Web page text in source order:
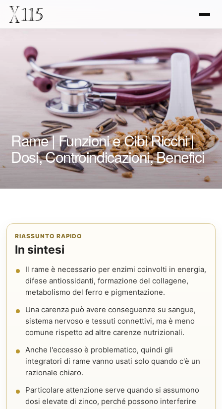
Rame | Funzioni e Cibi Ricchi |
Dosi, Controindicazioni, Benefici
RIASSUNTO RAPIDO
In sintesi
Il rame è necessario per enzimi coinvolti in energia,
difese antiossidanti, formazione del collagene,
metabolismo del ferro e pigmentazione.
Una carenza può avere conseguenze su sangue,
sistema nervoso e tessuti connettivi, ma è meno
comune rispetto ad altre carenze nutrizionali.
Anche l'eccesso è problematico, quindi gli
integratori di rame vanno usati solo quando c'è un
razionale chiaro.
Particolare attenzione serve quando si assumono
dosi elevate di zinco, perché possono interferire